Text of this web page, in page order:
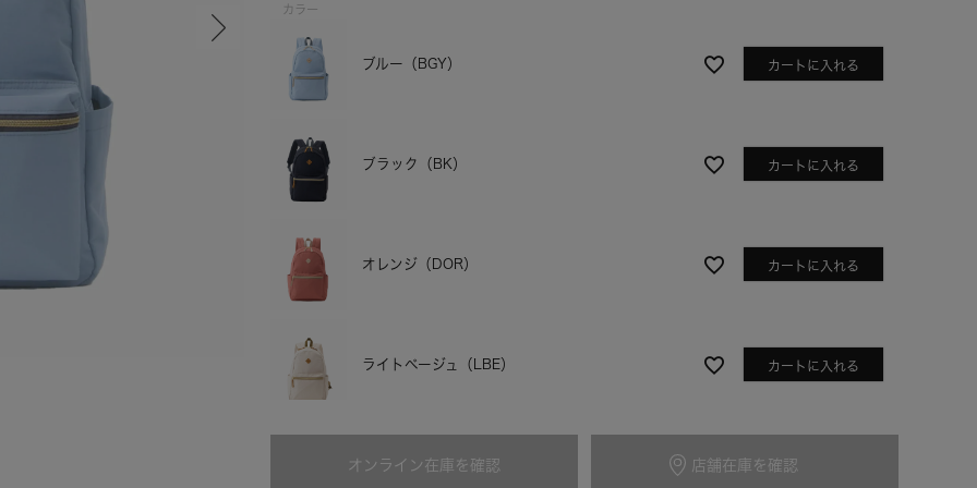
カラー
ブルー（BGY） カートに入れる
ブラック（BK） カートに入れる
オレンジ（DOR） カートに入れる
ライトベージュ（LBE） カートに入れる
マスタード（MUS） カートに入れる
オンライン在庫を確認 店舗在庫を確認